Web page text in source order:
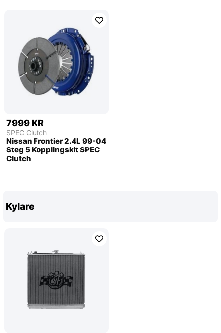
7999 KR
SPEC Clutch
Nissan Frontier 2.4L 99-04
Steg 5 Kopplingskit SPEC
Clutch
Kylare